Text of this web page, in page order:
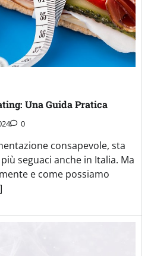
Una Guida Pratica
0
consapevole, sta
seguaci anche in Italia. Ma
e come possiamo